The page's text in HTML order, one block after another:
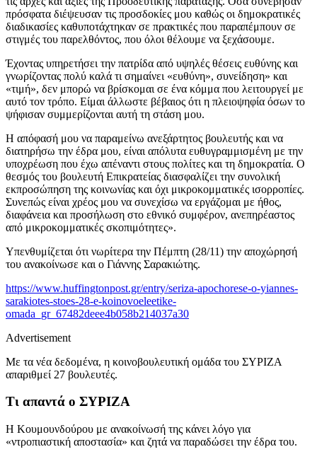
πρόσφατα διέψευσαν τις προσδοκίες μου καθώς οι δημοκρατικές
διαδικασίες καθυποτάχτηκαν σε πρακτικές που παραπέμπουν σε
στιγμές του παρελθόντος, που όλοι θέλουμε να ξεχάσουμε.
Έχοντας υπηρετήσει την πατρίδα από υψηλές θέσεις ευθύνης και
γνωρίζοντας πολύ καλά τι σημαίνει «ευθύνη», συνείδηση» και
«τιμή», δεν μπορώ να βρίσκομαι σε ένα κόμμα που λειτουργεί με
αυτό τον τρόπο. Είμαι άλλωστε βέβαιος ότι η πλειοψηφία όσων το
ψήφισαν συμμερίζονται αυτή τη στάση μου.
Η απόφασή μου να παραμείνω ανεξάρτητος βουλευτής και να
διατηρήσω την έδρα μου, είναι απόλυτα ευθυγραμμισμένη με την
υποχρέωση που έχω απέναντι στους πολίτες και τη δημοκρατία. Ο
θεσμός του βουλευτή Επικρατείας διασφαλίζει την συνολική
εκπροσώπηση της κοινωνίας και όχι μικροκομματικές ισορροπίες.
Συνεπώς είναι χρέος μου να συνεχίσω να εργάζομαι με ήθος,
διαφάνεια και προσήλωση στο εθνικό συμφέρον, ανεπηρέαστος
από μικροκομματικές σκοπιμότητες».
Υπενθυμίζεται ότι νωρίτερα την Πέμπτη (28/11) την αποχώρησή
του ανακοίνωσε και ο Γιάννης Σαρακιώτης.
https://www.huffingtonpost.gr/entry/seriza-apochorese-o-yiannes-
sarakiotes-stoes-28-e-koinovoeleetike-
omada_gr_67482deee4b058b214037a30
Advertisement
Με τα νέα δεδομένα, η κοινοβουλευτική ομάδα του ΣΥΡΙΖΑ
απαριθμεί 27 βουλευτές.
Τι απαντά ο ΣΥΡΙΖΑ
Η Κουμουνδούρου με ανακοίνωσή της κάνει λόγο για
«ντροπιαστική αποστασία» και ζητά να παραδώσει την έδρα του.